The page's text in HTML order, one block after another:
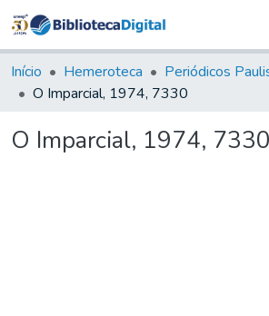
&
Coleções
Tudo na
Digital
Início Hemeroteca Periódicos
O Imparcial, 1974, 7330
O Imparcial, 1974, 7330